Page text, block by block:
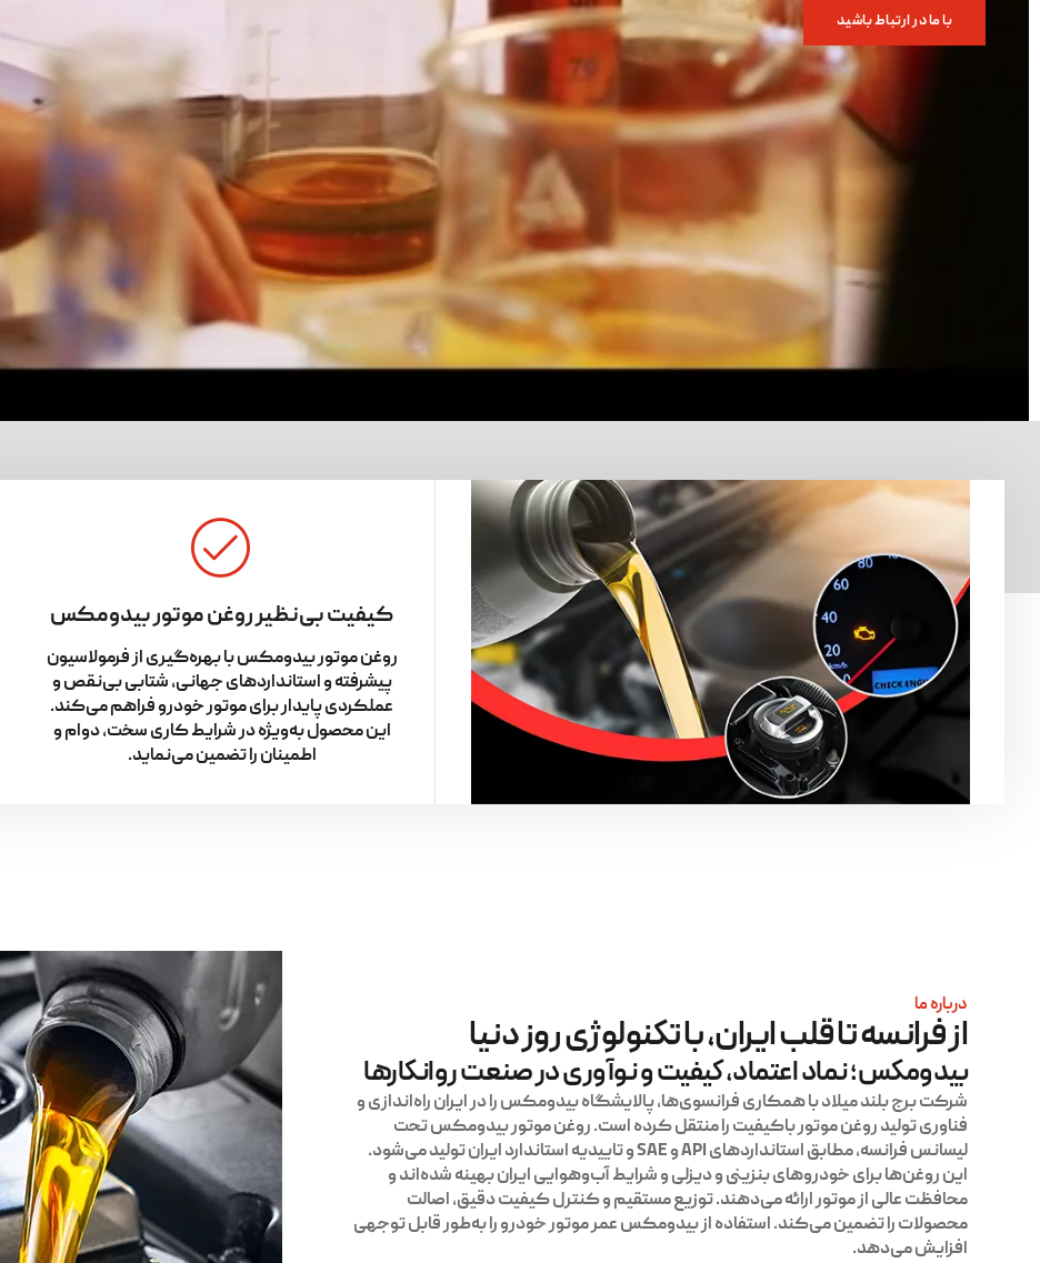
با ما در ارتباط باشید
کیفیت بی‌نظیر روغن موتور بیدومکس
روغن موتور بیدومکس با بهره‌گیری از فرمولاسیون
پیشرفته و استانداردهای جهانی، شتابی بی‌نقص و
عملکردی پایدار برای موتور خودرو فراهم می‌کند.
این محصول به‌ویژه در شرایط کاری سخت، دوام و
اطمینان را تضمین می‌نماید.
درباره ما
از فرانسه تا قلب ایران، با تکنولوژی روز دنیا
بیدومکس؛ نماد اعتماد، کیفیت و نوآوری در صنعت روانکارها
شرکت برج بلند میلاد با همکاری فرانسوی‌ها، پالایشگاه بیدومکس را در ایران راه‌اندازی و
فناوری تولید روغن موتور باکیفیت را منتقل کرده است. روغن موتور بیدومکس تحت
لیسانس فرانسه، مطابق استانداردهای API و SAE و تاییدیه استاندارد ایران تولید می‌شود.
این روغن‌ها برای خودروهای بنزینی و دیزلی و شرایط آب‌وهوایی ایران بهینه شده‌اند و
محافظت عالی از موتور ارائه می‌دهند. توزیع مستقیم و کنترل کیفیت دقیق، اصالت
محصولات را تضمین می‌کند. استفاده از بیدومکس عمر موتور خودرو را به‌طور قابل توجهی
افزایش می‌دهد.